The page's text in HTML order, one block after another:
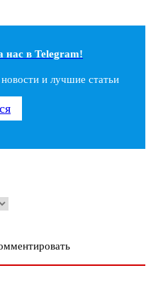
в Telegram!
и лучшие статьи